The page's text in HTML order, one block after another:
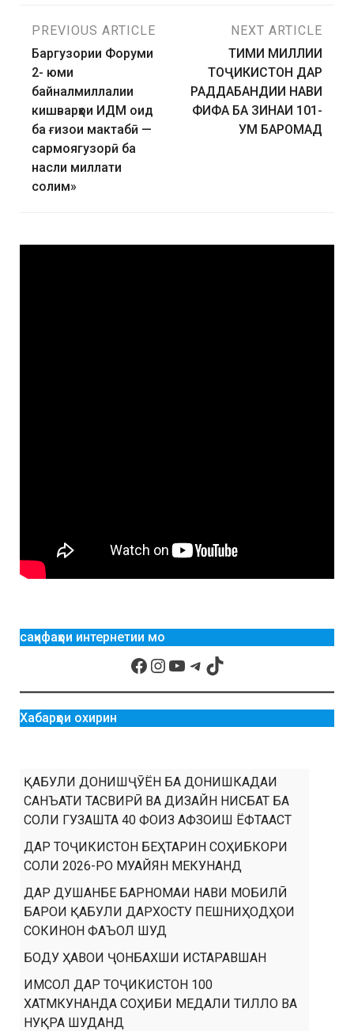
PREVIOUS ARTICLE
Баргузории Форуми
2- юми
байналмиллалии
кишварҳои ИДМ оид
ба ғизои мактабӣ —
сармоягузорӣ ба
насли миллати
солим»
NEXT ARTICLE
ТИМИ МИЛЛИИ
ТОҶИКИСТОН ДАР
РАДДАБАНДИИ НАВИ
ФИФА БА ЗИНАИ 101-
УМ БАРОМАД
саҳифаҳои интернетии мо
Хабарҳои охирин
ҚАБУЛИ ДОНИШҶӮЁН БА ДОНИШКАДАИ
САНЪАТИ ТАСВИРӢ ВА ДИЗАЙН НИСБАТ БА
СОЛИ ГУЗАШТА 40 ФОИЗ АФЗОИШ ЁФТААСТ
ДАР ТОҶИКИСТОН БЕҲТАРИН СОҲИБКОРИ
СОЛИ 2026-РО МУАЙЯН МЕКУНАНД
ДАР ДУШАНБЕ БАРНОМАИ НАВИ МОБИЛӢ
БАРОИ ҚАБУЛИ ДАРХОСТУ ПЕШНИҲОДҲОИ
СОКИНОН ФАЪОЛ ШУД
БОДУ ҲАВОИ ҶОНБАХШИ ИСТАРАВШАН
ИМСОЛ ДАР ТОҶИКИСТОН 100
ХАТМКУНАНДА СОҲИБИ МЕДАЛИ ТИЛЛО ВА
НУҚРА ШУДАНД